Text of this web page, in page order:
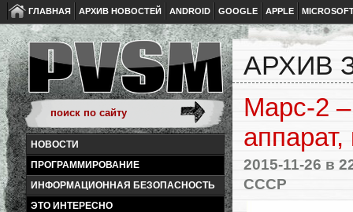
ГЛАВНАЯ АРХИВ НОВОСТЕЙ ANDROID GOOGLE APPLE
НОВОСТИ
ПРОГРАММИРОВАНИЕ
ИНФОРМАЦИОННАЯ БЕЗОПАСНОСТЬ
ЭТО ИНТЕРЕСНО
АРХИВ
Марс-2
2015-11-26 в
СССР